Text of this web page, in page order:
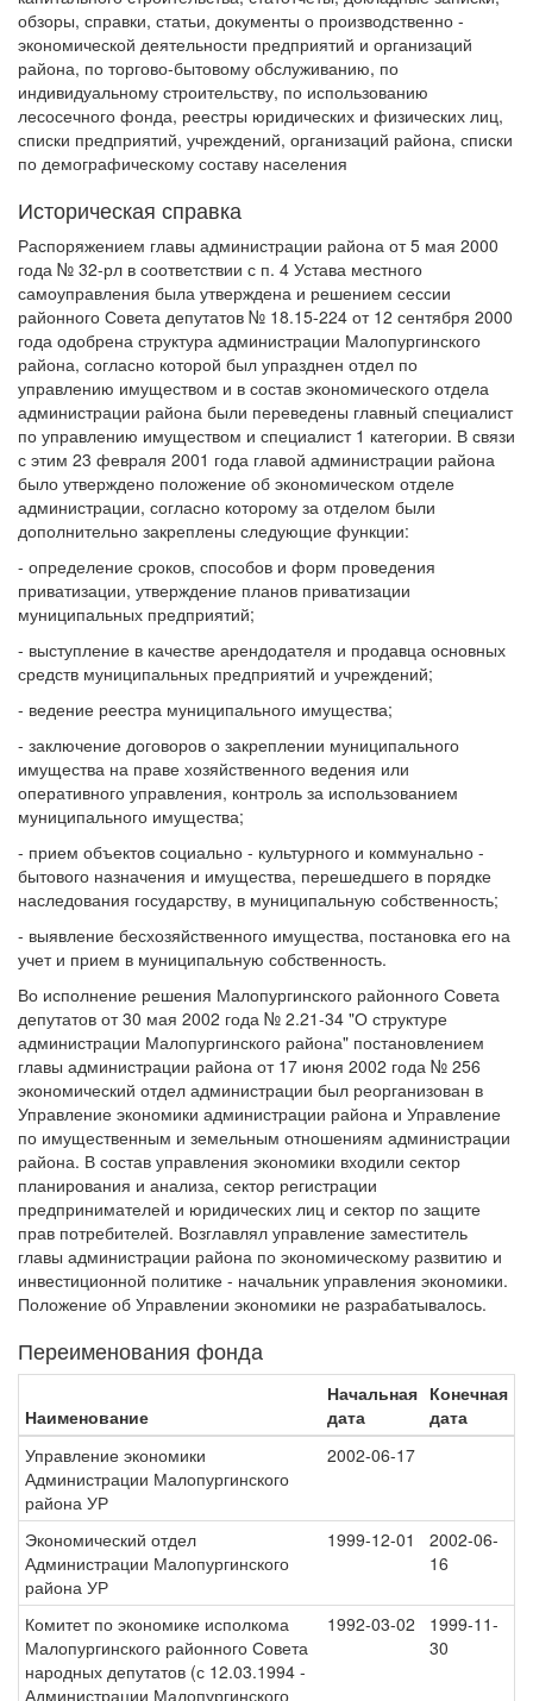
обзоры, справки, статьи, документы о производственно -
экономической деятельности предприятий и организаций
района, по торгово-бытовому обслуживанию, по
индивидуальному строительству, по использованию
лесосечного фонда, реестры юридических и физических лиц,
списки предприятий, учреждений, организаций района, списки
по демографическому составу населения
Историческая справка
Распоряжением главы администрации района от 5 мая 2000
года № 32-рл в соответствии с п. 4 Устава местного
самоуправления была утверждена и решением сессии
районного Совета депутатов № 18.15-224 от 12 сентября 2000
года одобрена структура администрации Малопургинского
района, согласно которой был упразднен отдел по
управлению имуществом и в состав экономического отдела
администрации района были переведены главный специалист
по управлению имуществом и специалист 1 категории. В связи
с этим 23 февраля 2001 года главой администрации района
было утверждено положение об экономическом отделе
администрации, согласно которому за отделом были
дополнительно закреплены следующие функции:
- определение сроков, способов и форм проведения
приватизации, утверждение планов приватизации
муниципальных предприятий;
- выступление в качестве арендодателя и продавца основных
средств муниципальных предприятий и учреждений;
- ведение реестра муниципального имущества;
- заключение договоров о закреплении муниципального
имущества на праве хозяйственного ведения или
оперативного управления, контроль за использованием
муниципального имущества;
- прием объектов социально - культурного и коммунально -
бытового назначения и имущества, перешедшего в порядке
наследования государству, в муниципальную собственность;
- выявление бесхозяйственного имущества, постановка его на
учет и прием в муниципальную собственность.
Во исполнение решения Малопургинского районного Совета
депутатов от 30 мая 2002 года № 2.21-34 "О структуре
администрации Малопургинского района" постановлением
главы администрации района от 17 июня 2002 года № 256
экономический отдел администрации был реорганизован в
Управление экономики администрации района и Управление
по имущественным и земельным отношениям администрации
района. В состав управления экономики входили сектор
планирования и анализа, сектор регистрации
предпринимателей и юридических лиц и сектор по защите
прав потребителей. Возглавлял управление заместитель
главы администрации района по экономическому развитию и
инвестиционной политике - начальник управления экономики.
Положение об Управлении экономики не разрабатывалось.
Переименования фонда
Наименование
Начальная
дата
Конечная
дата
Управление экономики
Администрации Малопургинского
района УР
2002-06-17
Экономический отдел
Администрации Малопургинского
района УР
1999-12-01
2002-06-
16
Комитет по экономике исполкома
Малопургинского районного Совета
народных депутатов (с 12.03.1994 -
Администрации Малопургинского
1992-03-02
1999-11-
30